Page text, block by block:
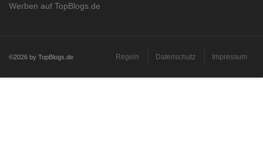
Werben auf TopBlogs.de
©2026 by TopBlogs.de Regeln Datenschutz Impressum